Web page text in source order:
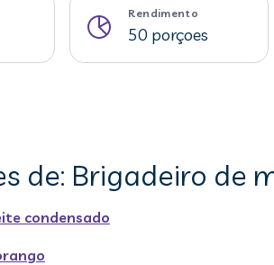
Rendimento
50 porçoes
de: Brigadeiro de
condensado